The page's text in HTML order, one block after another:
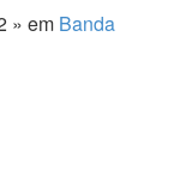
» em Banda